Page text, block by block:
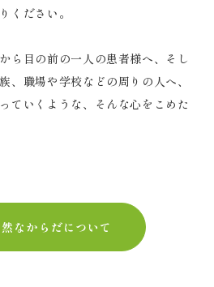
ください。
ら目の前の一人の患者様へ、そし
、職場や学校などの周りの人へ、
ていくような、そんな心をこめた
なからだについて